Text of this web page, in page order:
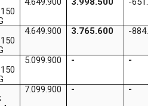
4.649.900 3.765.600 -884.300
5.099.900 - -
7.099.900 - -